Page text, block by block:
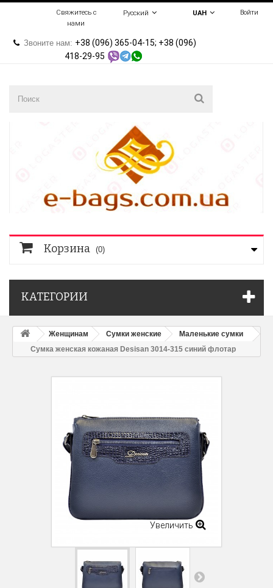
Войти
UAH
Русский
Свяжитесь с
нами
Звоните нам: +38 (096) 365-04-15; +38 (096)
418-29-95
Корзина (0)
КАТЕГОРИИ
Женщинам Сумки женские
Маленькие сумки
Сумка женская кожаная Desisan 3014-315 синий флотар
Увеличить